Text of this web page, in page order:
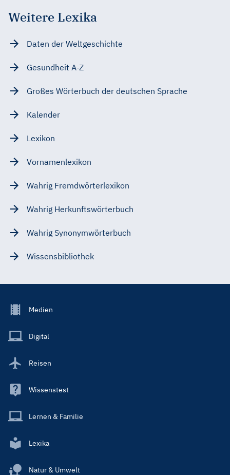
Weitere Lexika
Daten der Weltgeschichte
Gesundheit A-Z
Großes Wörterbuch der deutschen Sprache
Kalender
Lexikon
Vornamenlexikon
Wahrig Fremdwörterlexikon
Wahrig Herkunftswörterbuch
Wahrig Synonymwörterbuch
Wissensbibliothek
Footer
Main
Medien
Digital
Reisen
Wissenstest
Lernen & Familie
Lexika
Natur & Umwelt